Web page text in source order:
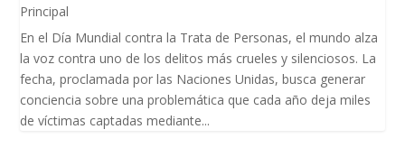
Principal
En el Día Mundial contra la Trata de Personas, el mundo alza
la voz contra uno de los delitos más crueles y silenciosos. La
fecha, proclamada por las Naciones Unidas, busca generar
conciencia sobre una problemática que cada año deja miles
de víctimas captadas mediante...